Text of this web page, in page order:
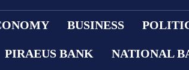
BUSINESS
PIRAEUS BANK NATIONAL